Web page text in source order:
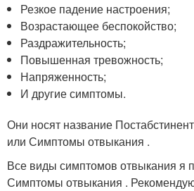
Резкое падение настроения;
Возрастающее беспокойство;
Раздражительность;
Повышенная тревожность;
Напряженность;
И другие симптомы.
Они носят название
или Симптомы отвыкания .
Все виды симптомов отвыкания я
Симптомы отвыкания .